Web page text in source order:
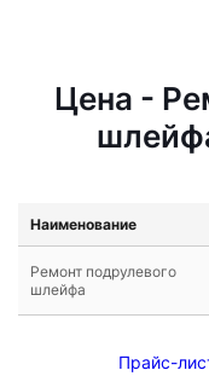
Цена -
Наименование
Ремонт подрулевого
шлейфа
Прайс-